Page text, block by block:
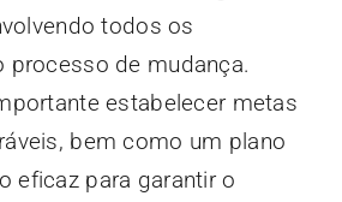
todos os
processo de mudança.
estabelecer metas
bem como um plano
eficaz para garantir o